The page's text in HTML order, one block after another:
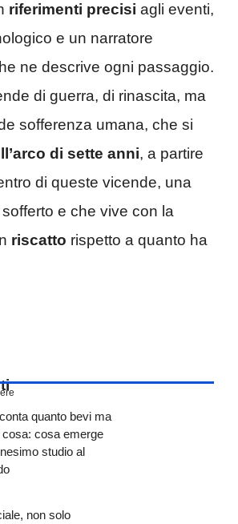
riferimenti precisi agli eventi,
e un narratore
ne descrive ogni passaggio.
di guerra, di rinascita, ma
sofferenza umana, che si
di sette anni, a partire
di queste vicende, una
e che vive con la
riscatto rispetto a quanto ha
quanto bevi ma
cosa: cosa emerge
studio al
non solo